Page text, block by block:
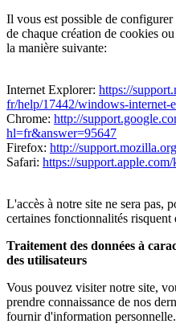
Il vous est possible de
de chaque création de cookies
la manière suivante:
Internet Explorer: https://
fr/help/17442/windows-internet-
Chrome: http://
hl=fr&answer=95647
Firefox: http://
Safari: https://
L'accès à notre site ne sera pas,
certaines fonctionnalités risquent
Traitement des données à
des utilisateurs
Vous pouvez visiter notre site,
prendre connaissance de nos
fournir d'information personnelle.